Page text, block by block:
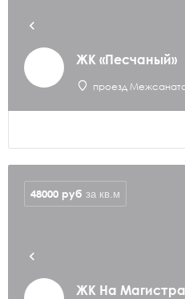
ЖК «Песчаный»
проезд
ЖК На
48000 руб за кв.м